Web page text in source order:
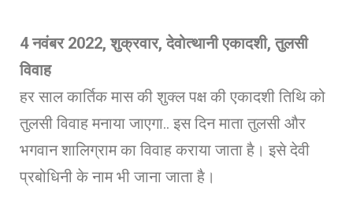
4नवंबर 2022, शुक्रवार, देवोत्थानी एकादशी,तुलसी
विवाह
हर साल कार्तिक मास की शुक्ल पक्ष की एकादशी तिथि को
तुलसी विवाह मनाया जाएगा.. इस दिन माता तुलसी और
भगवान शालिग्राम का विवाह कराया जाता है। इसे देवी
प्रबोधिनी के नाम भी जाना जाता है।